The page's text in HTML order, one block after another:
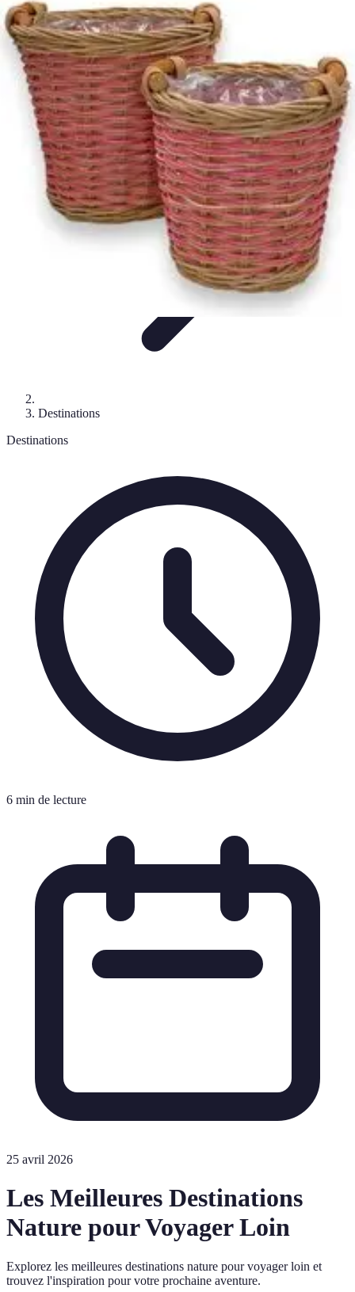
Voyager Lointain
DestinationsBudget et ÉconomieConseils de
VoyageTechnologieCulture
Voyager Lointain
Destinations
Destinations
6 min de lecture
25 avril 2026
Les Meilleures Destinations
Nature pour Voyager Loin
Explorez les meilleures destinations nature pour voyager loin et
trouvez l'inspiration pour votre prochaine aventure.